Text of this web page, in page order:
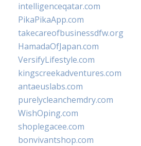
intelligenceqatar.com
PikaPikaApp.com
takecareofbusinessdfw.org
HamadaOfJapan.com
VersifyLifestyle.com
kingscreekadventures.com
antaeuslabs.com
purelycleanchemdry.com
WishOping.com
shoplegacee.com
bonvivantshop.com